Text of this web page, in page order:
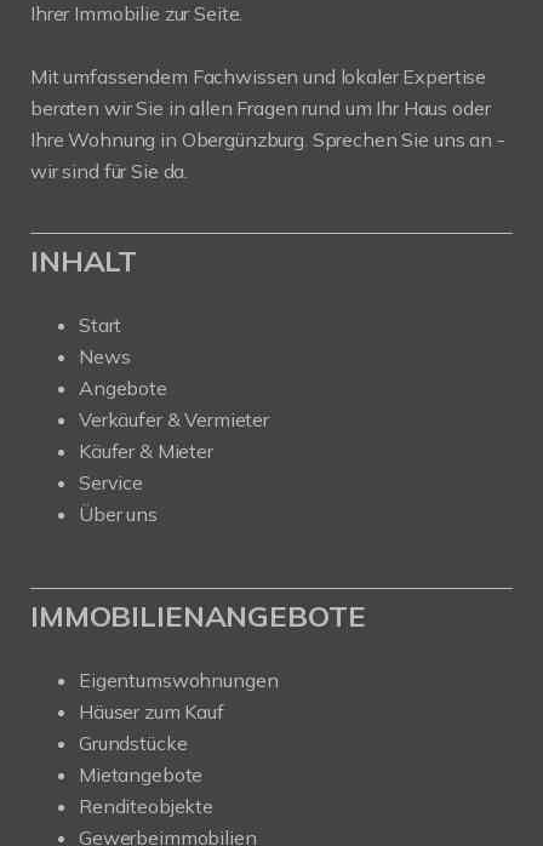
Ihrer Immobilie zur Seite.
Mit umfassendem Fachwissen und lokaler Expertise
beraten wir Sie in allen Fragen rund um Ihr Haus oder
Ihre Wohnung in Obergünzburg. Sprechen Sie uns an -
wir sind für Sie da.
INHALT
Start
News
Angebote
Verkäufer & Vermieter
Käufer & Mieter
Service
Über uns
IMMOBILIENANGEBOTE
Eigentumswohnungen
Häuser zum Kauf
Grundstücke
Mietangebote
Renditeobjekte
Gewerbeimmobilien